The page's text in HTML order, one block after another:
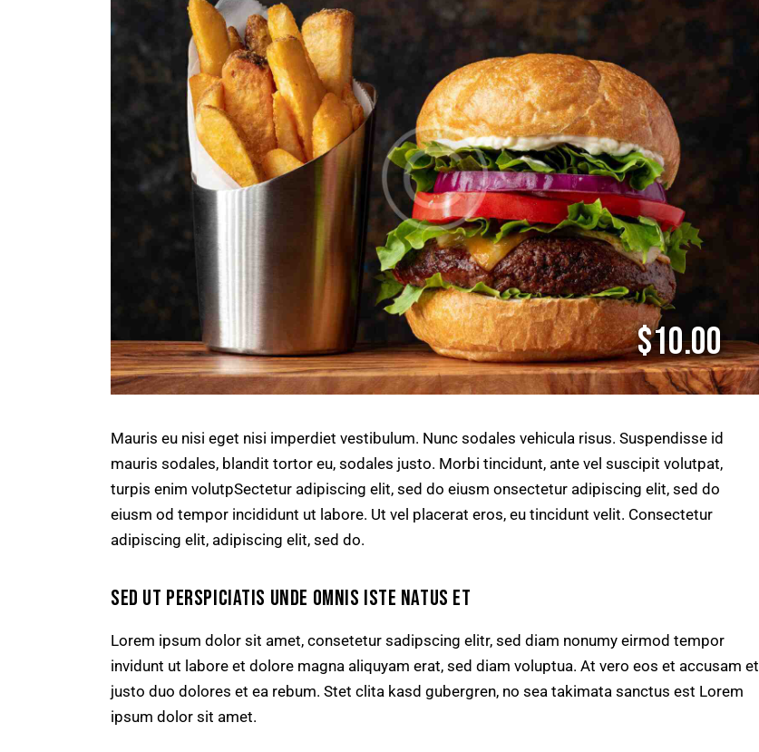
$10.00
Mauris eu nisi eget nisi imperdiet vestibulum. Nunc sodales vehicula risus. Suspendisse id
mauris sodales, blandit tortor eu, sodales justo. Morbi tincidunt, ante vel suscipit volutpat,
turpis enim volutpSectetur adipiscing elit, sed do eiusm onsectetur adipiscing elit, sed do
eiusm od tempor incididunt ut labore. Ut vel placerat eros, eu tincidunt velit. Consectetur
adipiscing elit, adipiscing elit, sed do.
SED UT PERSPICIATIS UNDE OMNIS ISTE NATUS ET
Lorem ipsum dolor sit amet, consetetur sadipscing elitr, sed diam nonumy eirmod tempor
invidunt ut labore et dolore magna aliquyam erat, sed diam voluptua. At vero eos et accusam et
justo duo dolores et ea rebum. Stet clita kasd gubergren, no sea takimata sanctus est Lorem
ipsum dolor sit amet.